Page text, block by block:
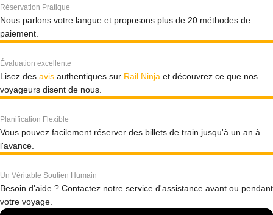
Réservation Pratique
Nous parlons votre langue et proposons plus de 20 méthodes de
paiement.
Évaluation excellente
Lisez des avis authentiques sur Rail Ninja et découvrez ce que nos
voyageurs disent de nous.
Planification Flexible
Vous pouvez facilement réserver des billets de train jusqu'à un an à
l'avance.
Un Véritable Soutien Humain
Besoin d'aide ? Contactez notre service d'assistance avant ou pendant
votre voyage.